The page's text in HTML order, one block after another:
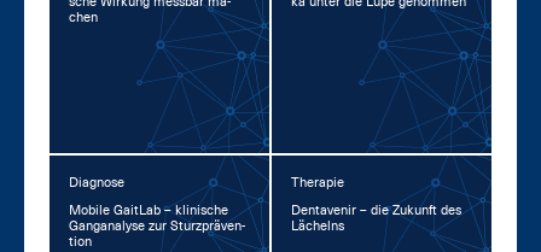
chen
Diagnose
Mo­bi­le GaitLab – kli­ni­sche
Gan­gana­ly­se zur Sturz­prä­ven­
ti­on
Therapie
Den­ta­ve­nir – die Zu­kunft des
Lä­chelns